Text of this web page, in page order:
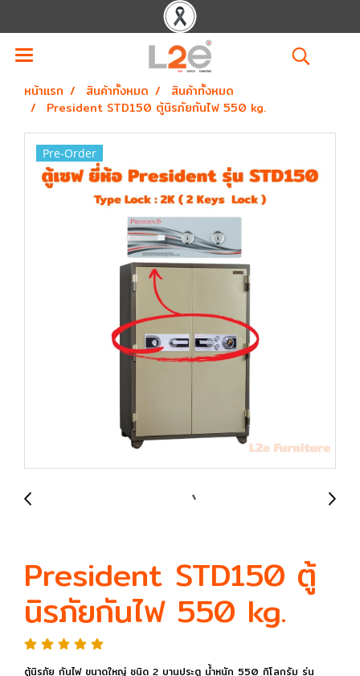
หน้าแรก สินค้าทั้งหมด
สินค้าทั้งหมด
President STD150 ตู้นิรภัยกันไฟ 550 kg.
Pre-Order
President STD150 ตู้
นิรภัยกันไฟ 550 kg.
ตู้นิรภัย กันไฟ ขนาดใหญ่ ชนิด 2 บานประตู น้ำหนัก 550 กิโลกรัม รุ่น